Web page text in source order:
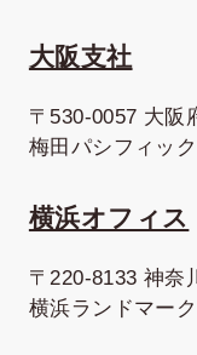
大阪支社
〒530-0057 大阪
梅田パシフィッ
横浜オフィス
〒220-8133 神奈
横浜ランドマー